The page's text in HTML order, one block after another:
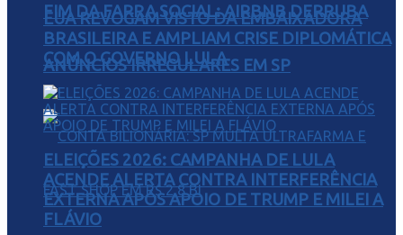
FIM DA FARRA SOCIAL: AIRBNB DERRUBA
ANÚNCIOS IRREGULARES EM SP
EUA REVOGAM VISTO DA EMBAIXADORA
BRASILEIRA E AMPLIAM CRISE DIPLOMÁTICA
COM O GOVERNO LULA
ELEIÇÕES 2026: CAMPANHA DE LULA
ACENDE ALERTA CONTRA INTERFERÊNCIA
EXTERNA APÓS APOIO DE TRUMP E MILEI A
FLÁVIO